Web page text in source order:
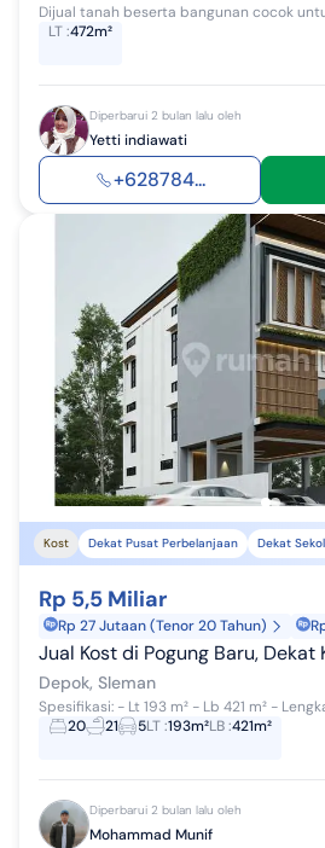
LT:472m²
Diperbarui 2 bulan lalu oleh
Yetti indiawati
+628784...
Kost Dekat Pusat Perbelanjaan Dekat
Rp 5,5 Miliar
Rp 27 Jutaan (Tenor 20 Tahun)
Jual Kost di Pogung Baru, Dekat
Depok, Sleman
20
21 5LT:193m²LB:421m²
Diperbarui 2 bulan lalu oleh
Mohammad Munif